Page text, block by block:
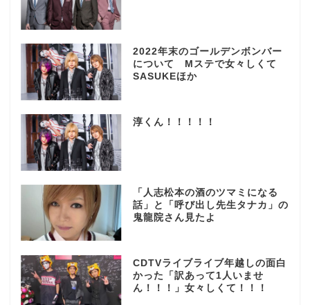
2022年末のゴールデンボンバー
について Mステで女々しくて
SASUKEほか
淳くん！！！！！
「人志松本の酒のツマミになる
話」と「呼び出し先生タナカ」の
鬼龍院さん見たよ
CDTVライブライブ年越しの面白
かった「訳あって1人いませ
ん！！！」女々しくて！！！